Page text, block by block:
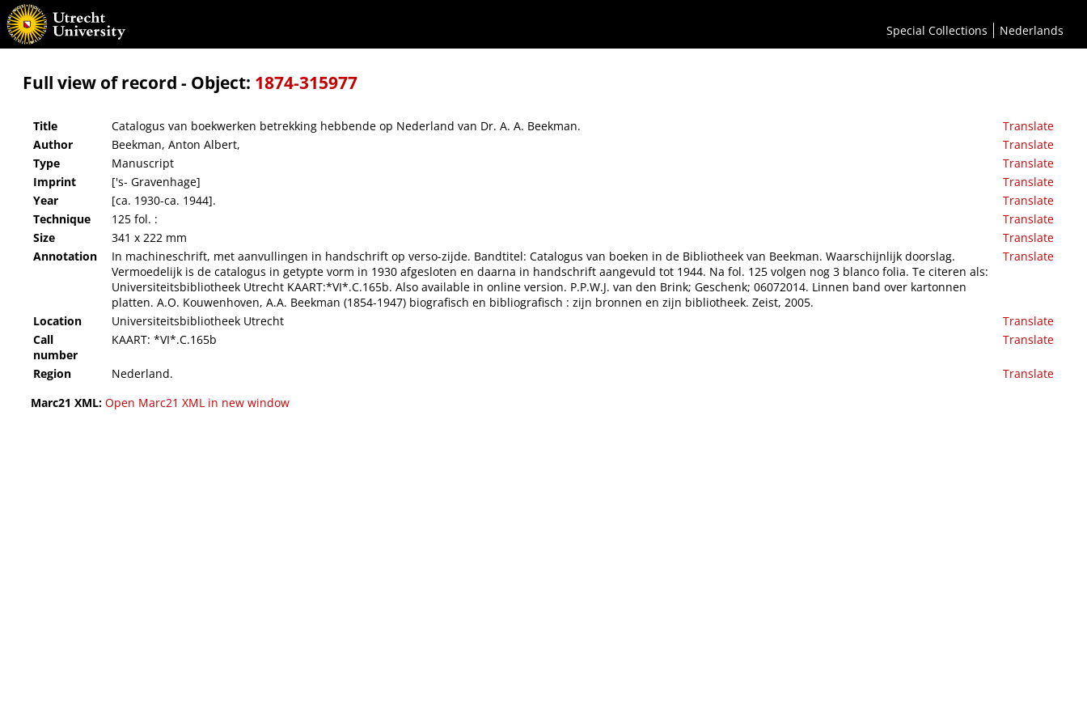
Special Collections Nederlands
Catalogus van boekwerken betrekking hebbende op Nederland van Dr. A. A. Beekman.
Full view of record - Object: 1874-315977
Title Catalogus van boekwerken betrekking hebbende op Nederland van Dr. A. A. Beekman.
Translate
Author
Beekman, Anton Albert,
Translate
Type
Manuscript
Translate
Imprint
['s- Gravenhage]
Translate
Year
[ca. 1930-ca. 1944].
Translate
Technique
125 fol. :
Translate
Size
341 x 222 mm
Translate
Annotation
In machineschrift, met aanvullingen in handschrift op verso-zijde. Bandtitel: Catalogus van boeken in de Bibliotheek van Beekman. Waarschijnlijk doorslag.
Vermoedelijk is de catalogus in getypte vorm in 1930 afgesloten en daarna in handschrift aangevuld tot 1944. Na fol. 125 volgen nog 3 blanco folia. Te citeren als:
Universiteitsbibliotheek Utrecht KAART:*VI*.C.165b. Also available in online version. P.P.W.J. van den Brink; Geschenk; 06072014. Linnen band over kartonnen
platten. A.O. Kouwenhoven, A.A. Beekman (1854-1947) biografisch en bibliografisch : zijn bronnen en zijn bibliotheek. Zeist, 2005.
Translate
Location Universiteitsbibliotheek Utrecht
Translate
Call
number
KAART: *VI*.C.165b Translate
Region Nederland.
Translate
Marc21 XML: Open Marc21 XML in new window